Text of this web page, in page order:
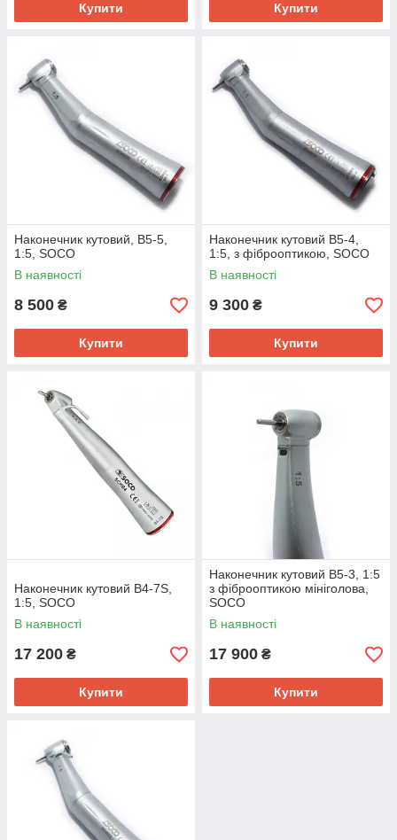
Купити Купити
Наконечник кутовий, B5-5,
1:5, SOCO
В наявності
8 500 ₴
Купити
Наконечник кутовий B5-4,
1:5, з фіброоптикою, SOCO
В наявності
9 300 ₴
Купити
Наконечник кутовий B4-7S,
1:5, SOCO
В наявності
17 200 ₴
Купити
Наконечник кутовий B5-3, 1:5
з фіброоптикою мініголова,
SOCO
В наявності
17 900 ₴
Купити